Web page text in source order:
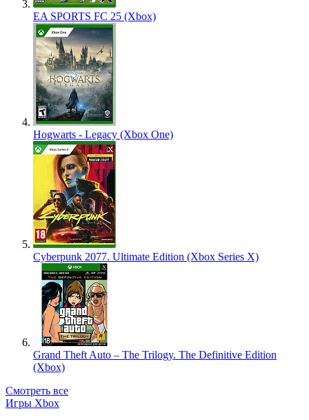
EA SPORTS FC 25 (Xbox)
Hogwarts - Legacy (Xbox One)
Cyberpunk 2077. Ultimate Edition (Xbox Series X)
Grand Theft Auto – The Trilogy. The Definitive Edition
(Xbox)
Смотреть все
Игры Xbox